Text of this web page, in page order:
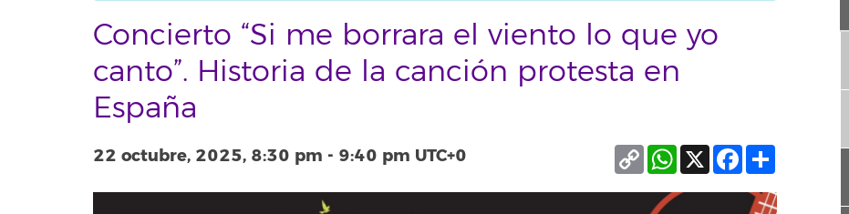
Concierto “Si me borrara el viento lo que yo
canto”. Historia de la canción protesta en
España
22 octubre, 2025, 8:30 pm - 9:40 pm UTC+0 Compartir
Facebook
X
WhatsApp
Copy
Link